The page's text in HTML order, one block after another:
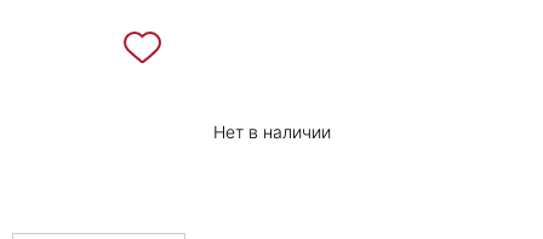
Нет в наличии